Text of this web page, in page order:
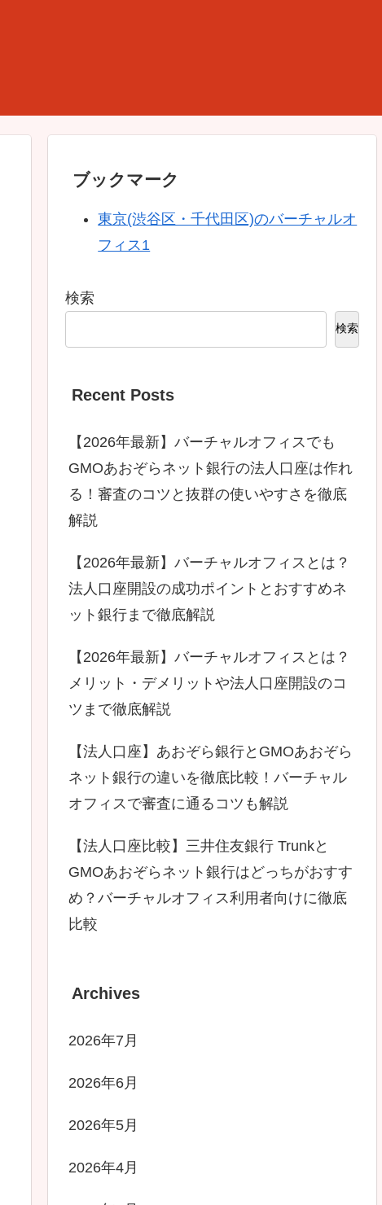
ブックマーク
東京(渋谷区・千代田区)のバーチャルオ
フィス1
検索
検索
Recent Posts
【2026年最新】バーチャルオフィスでも
GMOあおぞらネット銀行の法人口座は作れ
る！審査のコツと抜群の使いやすさを徹底
解説
【2026年最新】バーチャルオフィスとは？
法人口座開設の成功ポイントとおすすめネ
ット銀行まで徹底解説
【2026年最新】バーチャルオフィスとは？
メリット・デメリットや法人口座開設のコ
ツまで徹底解説
【法人口座】あおぞら銀行とGMOあおぞら
ネット銀行の違いを徹底比較！バーチャル
オフィスで審査に通るコツも解説
【法人口座比較】三井住友銀行 Trunkと
GMOあおぞらネット銀行はどっちがおすす
め？バーチャルオフィス利用者向けに徹底
比較
Archives
2026年7月
2026年6月
2026年5月
2026年4月